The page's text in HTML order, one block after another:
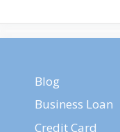
Blog
Business Loan
Credit Card